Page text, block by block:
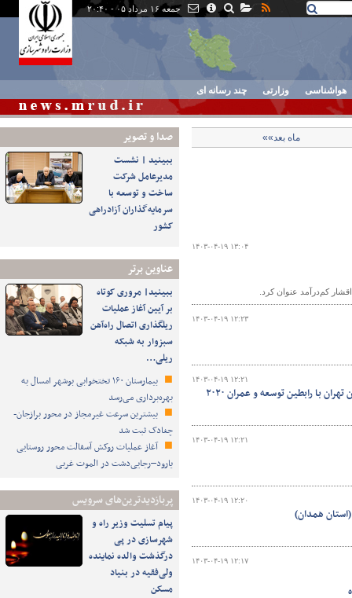
جمعه ۱۶ مرداد ۰۵ - ۲۰:۴۰
هواشناسی وزارتی چند رسانه ای
صدا و تصوير
ببینید | نشست
مدیرعامل شرکت
ساخت و توسعه با
سرمایه‌گذاران آزادراهی
کشور
عناوین برتر
ببینید| مروری کوتاه
بر آیین آغاز عملیات
ریلگذاری اتصال راه‌آهن
سبزوار به شبکه
ریلی…
بیمارستان ۱۶۰ تختخوابی بوشهر امسال به
بهره‌برداری می‌رسد
بیشترین سرعت غیرمجاز در محور برازجان-
چغادک ثبت شد
آغاز عملیات روکش آسفالت محور روستایی
یارود–رجایی‌دشت در الموت غربی
پربازدیدترین‌های سرویس
پیام تسلیت وزیر راه و
شهرسازی در پی
درگذشت والده نماینده
ولی‌فقیه در بنیاد
مسکن
ماه بعد»»
۱۴۰۳-۰۴-۱۹ ۱۳:۰۴
کم‌درآمد عنوان کرد.
۱۴۰۳-۰۴-۱۹ ۱۲:۲۳
۱۴۰۳-۰۴-۱۹ ۱۲:۲۱
ببینید| برگزاری جلسات دوره ای مسئولان بازآفرینی اداره کل راه و شهرسازی استان تهران با رابطین توسعه و عمران ۲۰۲۰
۱۴۰۳-۰۴-۱۹ ۱۲:۲۱
۱۴۰۳-۰۴-۱۹ ۱۲:۲۰
۱۴۰۳-۰۴-۱۹ ۱۲:۱۷